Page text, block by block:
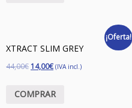
¡Oferta!
XTRACT SLIM GREY
44,00€ 14,00€ (IVA incl.)
COMPRAR